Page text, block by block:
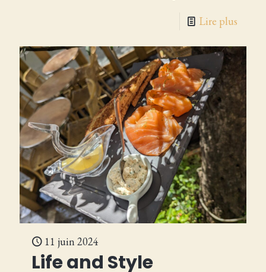
Lire plus
11 juin 2024
Life and Style